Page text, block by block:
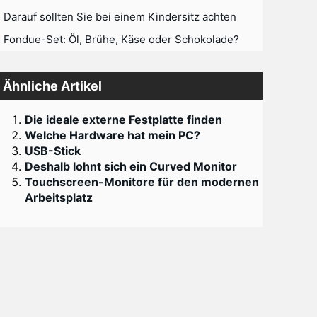
Darauf sollten Sie bei einem Kindersitz achten
Fondue-Set: Öl, Brühe, Käse oder Schokolade?
Ähnliche Artikel
Die ideale externe Festplatte finden
Welche Hardware hat mein PC?
USB-Stick
Deshalb lohnt sich ein Curved Monitor
Touchscreen-Monitore für den modernen
Arbeitsplatz